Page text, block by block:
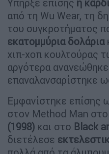
Υπήρξε επίσης η
από τη Wu Wear, τη
του συγκροτήματος
εκατομμύρια δολάρια
χιπ-χοπ κουλτούρας
αργότερα
επαναλανσαρίστηκε
Εμφανίστηκε επίσης
στον Method Man στο
(1998) και στο Black
διετέλεσε